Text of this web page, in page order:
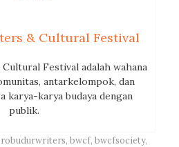
& Cultural Festival
Festival adalah wahana
antarkelompok, dan
karya-karya budaya dengan
publik.
, bwcf, bwcfsociety,